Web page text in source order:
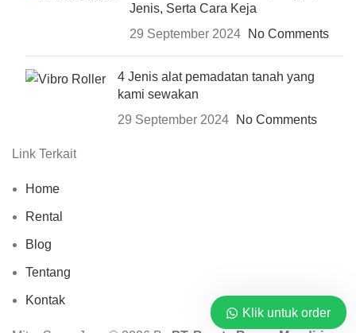
Jenis, Serta Cara Keja
29 September 2024
No Comments
4 Jenis alat pemadatan tanah yang
kami sewakan
29 September 2024
No Comments
Link Terkait
Home
Rental
Blog
Tentang
Kontak
Klik untuk order